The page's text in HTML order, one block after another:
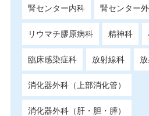
腎センター内科 腎センター
リウマチ膠原病科 精神科
臨床感染症科 放射線科
消化器外科（上部消化管）
消化器外科（肝・胆・膵）